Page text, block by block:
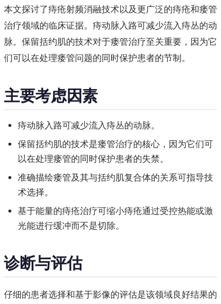
本文探讨了痔疮射频消融技术以及更广泛的痔疮和瘘管
治疗领域的临床证据。痔动脉入路可减少流入痔丛的动
脉。保留括约肌的技术对于瘘管治疗至关重要，因为它
们可以在处理瘘管问题的同时保护患者的节制。
主要考虑因素
痔动脉入路可减少流入痔丛的动脉。
保留括约肌的技术是瘘管治疗的核心，因为它们可
以在处理瘘管的同时保护患者的失禁。
准确描绘瘘管及其与括约肌复合体的关系可指导技
术选择。
基于能量的痔疮治疗可缩小痔疮通过受控热能或激
光能进行缓冲而不是切除。
诊断与评估
仔细的患者选择和基于影像的评估是该领域良好结果的